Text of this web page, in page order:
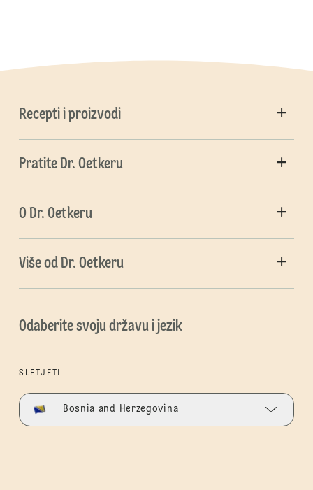
Recepti i proizvodi
Pratite Dr. Oetkeru
O Dr. Oetkeru
Više od Dr. Oetkeru
Odaberite svoju državu i jezik
SLETJETI
Bosnia and Herzegovina